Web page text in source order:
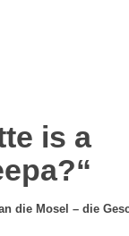
is a
die Mosel – die